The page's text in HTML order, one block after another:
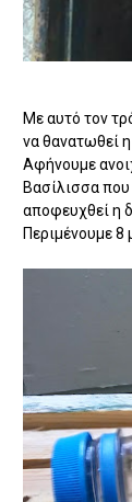
Με αυτό τον
να θανατωθεί
Αφήνουμε
Βασίλισσα
αποφευχθεί η
Περιμένουμε 8